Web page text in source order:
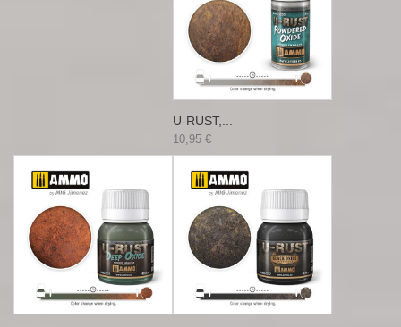
U-RUST,...
10,95 €